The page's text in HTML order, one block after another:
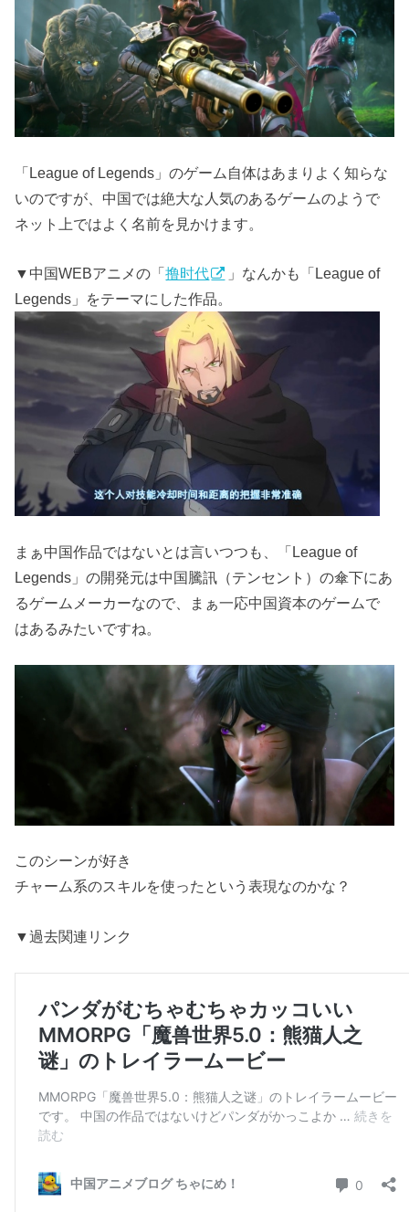
「League of Legends」のゲーム自体はあまりよく知らな
いのですが、中国では絶大な人気のあるゲームのようで
ネット上ではよく名前を見かけます。
▼中国WEBアニメの「撸时代
」なんかも「League of
Legends」をテーマにした作品。
まぁ中国作品ではないとは言いつつも、「League of
Legends」の開発元は中国騰訊（テンセント）の傘下にあ
るゲームメーカーなので、まぁ一応中国資本のゲームで
はあるみたいですね。
このシーンが好き
チャーム系のスキルを使ったという表現なのかな？
▼過去関連リンク